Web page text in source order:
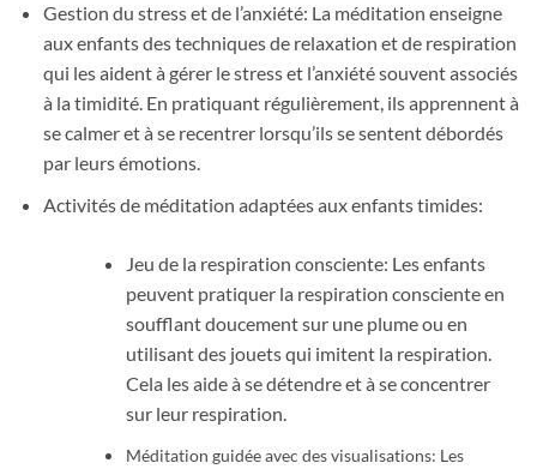
Gestion du stress et de l’anxiété: La méditation enseigne
aux enfants des techniques de relaxation et de respiration
qui les aident à gérer le stress et l’anxiété souvent associés
à la timidité. En pratiquant régulièrement, ils apprennent à
se calmer et à se recentrer lorsqu’ils se sentent débordés
par leurs émotions.
Activités de méditation adaptées aux enfants timides:
Jeu de la respiration consciente: Les enfants
peuvent pratiquer la respiration consciente en
soufflant doucement sur une plume ou en
utilisant des jouets qui imitent la respiration.
Cela les aide à se détendre et à se concentrer
sur leur respiration.
Méditation guidée avec des visualisations: Les